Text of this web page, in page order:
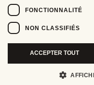
FONCTIONNALITÉ
NON CLASSIFIÉS
ACCEPTER TOUT